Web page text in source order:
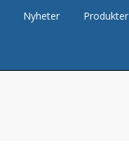
Nyheter Produkter